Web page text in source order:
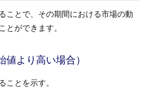
ことで、その期間における市場の動
とができます。
値より高い場合）
ことを示す。